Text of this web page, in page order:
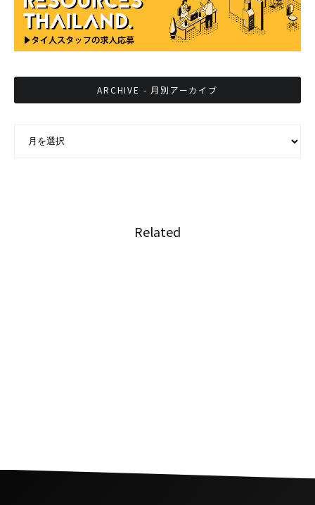
ARCHIVE - 月別アーカイブ
Related